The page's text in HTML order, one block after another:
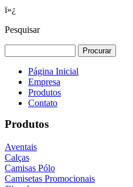
ï»¿
Pesquisar
Página Inicial
Empresa
Produtos
Contato
Produtos
Aventais
Calças
Camisas Pólo
Camisetas Promocionais